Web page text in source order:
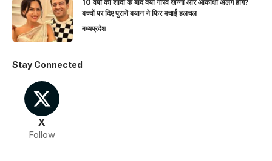
10 वर्षों की शादी के बाद क्या गौरव खन्ना और आकांक्षा अलग होंगे?
बच्चों पर दिए पुराने बयान ने फिर मचाई हलचल
मध्यप्रदेश
Stay Connected
X
Follow